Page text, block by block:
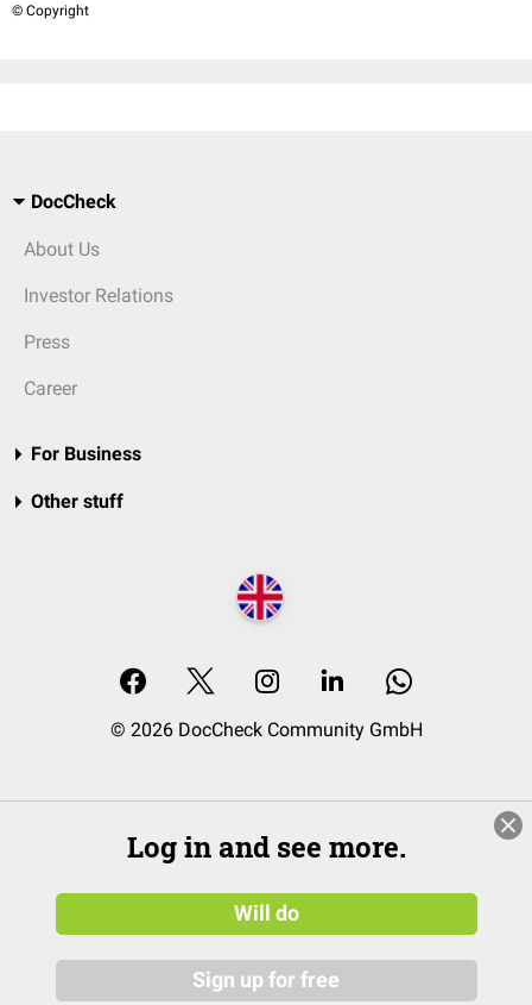
© Copyright
DocCheck
About Us
Investor Relations
Press
Career
For Business
Other stuff
© 2026 DocCheck Community GmbH
Log in and see more.
Will do
Sign up for free